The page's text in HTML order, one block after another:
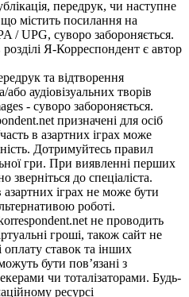
передрук, чи наступне
містить посилання на
/ UPG, суворо забороняється.
Я-Корреспондент є автор
та відтворення
аудіовізуальних творів
- суворо забороняється.
призначені для осіб
в азартних іграх може
Дотримуйтесь правил
гри. При виявленні перших
зверніться до спеціаліста.
іграх не може бути
роботі.
не проводить
гроші, також сайт не
ставок та інших
бути пов’язані з
чи тоталізаторами. Будь-
ресурсі